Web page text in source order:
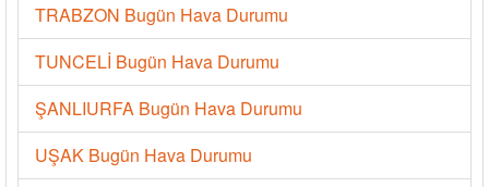
TRABZON Bugün Hava Durumu
TUNCELİ Bugün Hava Durumu
ŞANLIURFA Bugün Hava Durumu
UŞAK Bugün Hava Durumu